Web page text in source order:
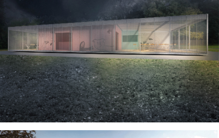
průsvtiných polykarbonátových nebo
laminátových dílů. Motiv “piknikového
košíku“ je doplněn o volné kresby
výtvarníka Mga. Michala Drozena.